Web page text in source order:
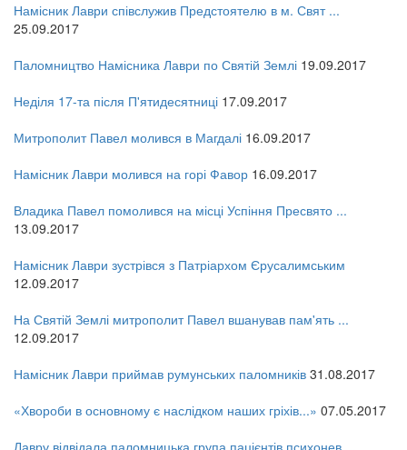
Намісник Лаври співслужив Предстоятелю в м. Свят ...
25.09.2017
Паломництво Намісника Лаври по Святій Землі 19.09.2017
Неділя 17-та після П'ятидесятниці 17.09.2017
Митрополит Павел молився в Магдалі 16.09.2017
Намісник Лаври молився на горі Фавор 16.09.2017
Владика Павел помолився на місці Успіння Пресвято ...
13.09.2017
Намісник Лаври зустрівся з Патріархом Єрусалимським
12.09.2017
На Святій Землі митрополит Павел вшанував пам'ять ...
12.09.2017
Намісник Лаври приймав румунських паломників 31.08.2017
«Хвороби в основному є наслідком наших гріхів...» 07.05.2017
Лавру відвідала паломницька група пацієнтів психонев ...